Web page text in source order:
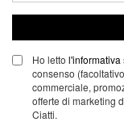
Ho letto l'informativa
consenso
commerciale,
offerte di marketing
Ciatti.